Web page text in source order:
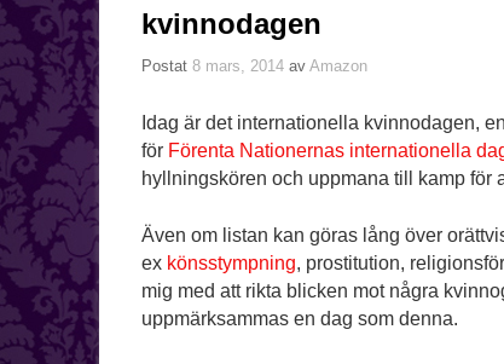
kvinnodagen
Postat 8 mars, 2014 av Amazon
Idag är det internationella kvinnodagen,
för Förenta Nationernas internationella
hyllningskören och uppmana till kamp för
Även om listan kan göras lång över
ex könsstympning, prostitution,
mig med att rikta blicken mot några
uppmärksammas en dag som denna.